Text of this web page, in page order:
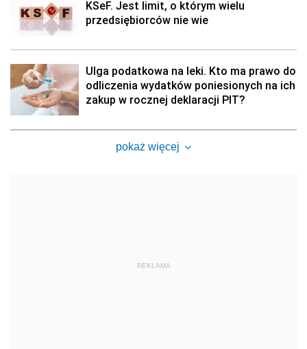
KSeF. Jest limit, o którym wielu
przedsiębiorców nie wie
Ulga podatkowa na leki. Kto ma prawo do
odliczenia wydatków poniesionych na ich
zakup w rocznej deklaracji PIT?
pokaż więcej
REKLAMA